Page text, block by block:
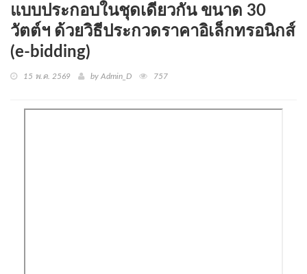
แบบประกอบในชุดเดียวกัน ขนาด 30
วัตต์ฯ ด้วยวิธีประกวดราคาอิเล็กทรอนิกส์
(e-bidding)
15 พ.ค. 2569 by Admin_D 757